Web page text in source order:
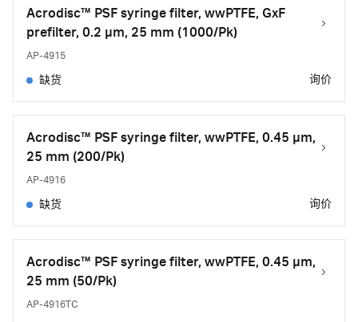
Acrodisc™ PSF syringe filter, wwPTFE, GxF
prefilter, 0.2 µm, 25 mm (1000/Pk)
AP-4915
缺货 询价
Acrodisc™ PSF syringe filter, wwPTFE, 0.45 µm,
25 mm (200/Pk)
AP-4916
缺货 询价
Acrodisc™ PSF syringe filter, wwPTFE, 0.45 µm,
25 mm (50/Pk)
AP-4916TC